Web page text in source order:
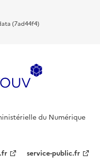
(7ad44f4)
du Numérique
service-public.fr